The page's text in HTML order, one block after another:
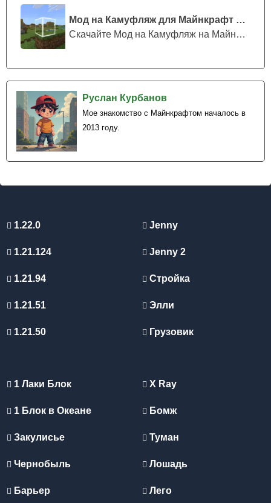
Мод на Камуфляж для Майнкрафт ПЕ
Скачайте Мод на Камуфляж на Майнкрафт...
Руслан Курбанов
Мое знакомство с Майнкрафтом началось в
2013 году.
1.22.0
1.21.124
1.21.94
1.21.51
1.21.50
Jenny
Jenny 2
Стройка
Элли
Грузовик
1 Лаки Блок
1 Блок в Океане
Закулисье
Чернобыль
Барьер
X Ray
Бомж
Туман
Лошадь
Лего